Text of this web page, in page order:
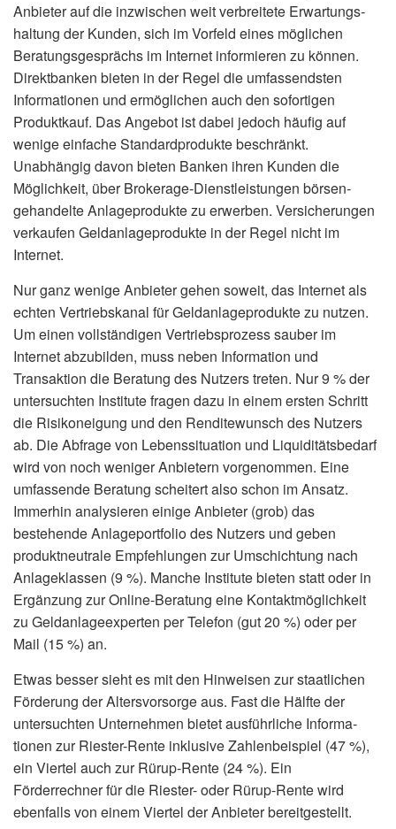
Anbieter auf die inzwischen weit verbreitete Erwartungs­
haltung der Kunden, sich im Vorfeld eines möglichen
Beratungsgesprächs im Internet informieren zu können.
Direktbanken bieten in der Regel die um­fassendsten
Informationen und ermöglichen auch den sofortigen
Produktkauf. Das Angebot ist dabei jedoch häufig auf
wenige einfache Standardprodukte beschränkt.
Unabhängig davon bieten Banken ihren Kunden die
Möglichkeit, über Brokerage-Dienstleistungen börsen­
gehandelte Anlageprodukte zu erwerben. Versicherungen
verkaufen Geldanlageprodukte in der Regel nicht im
Internet.
Nur ganz wenige Anbieter gehen soweit, das Internet als
echten Vertriebskanal für Geldanlageprodukte zu nutzen.
Um einen vollständigen Vertriebsprozess sauber im
Internet abzubilden, muss neben Information und
Transaktion die Beratung des Nutzers treten. Nur 9 % der
untersuchten Institute fragen dazu in einem ersten Schritt
die Risikoneigung und den Renditewunsch des Nutzers
ab. Die Abfrage von Lebenssituation und Liquiditätsbedarf
wird von noch weniger Anbietern vorgenommen. Eine
umfassende Beratung scheitert also schon im Ansatz.
Immerhin analysieren einige Anbieter (grob) das
bestehende Anlageportfolio des Nutzers und geben
produktneutrale Empfehlungen zur Umschichtung nach
Anlageklassen (9 %). Manche Institute bieten statt oder in
Ergänzung zur Online-Beratung eine Kontaktmöglichkeit
zu Geldanlageexperten per Telefon (gut 20 %) oder per
Mail (15 %) an.
Etwas besser sieht es mit den Hinweisen zur staatlichen
Förderung der Altersvorsorge aus. Fast die Hälfte der
untersuchten Unternehmen bietet ausführliche Informa­
tionen zur Riester-Rente inklusive Zahlenbeispiel (47 %),
ein Viertel auch zur Rürup-Rente (24 %). Ein
Förderrechner für die Riester- oder Rürup-Rente wird
ebenfalls von einem Viertel der Anbieter bereitgestellt.